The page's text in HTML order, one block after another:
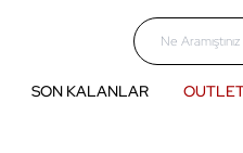
SON KALANLAR